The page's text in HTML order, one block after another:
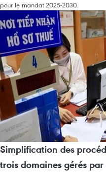
pour le mandat 2025-2030.
Simplification des
trois domaines gérés